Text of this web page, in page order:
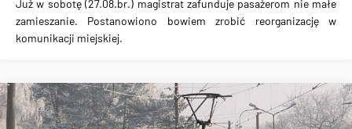
Już w sobotę (27.08.br.) magistrat zafunduje pasażerom nie małe
zamieszanie. Postanowiono bowiem zrobić reorganizację w
komunikacji miejskiej.